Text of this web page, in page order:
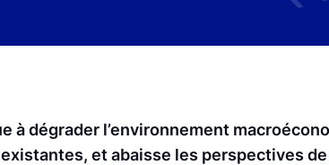
à dégrader l’environnement
et abaisse les perspectives